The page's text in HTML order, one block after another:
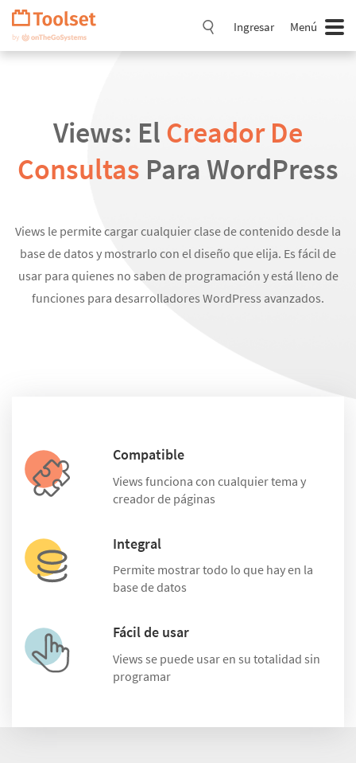
Saltar
navegación
Ingresar Menú
Views: El Creador De
Consultas Para WordPress
Views le permite cargar cualquier clase de contenido desde la
base de datos y mostrarlo con el diseño que elija. Es fácil de
usar para quienes no saben de programación y está lleno de
funciones para desarrolladores WordPress avanzados.
Compatible
Views funciona con cualquier tema y
creador de páginas
Integral
Permite mostrar todo lo que hay en la
base de datos
Fácil de usar
Views se puede usar en su totalidad sin
programar